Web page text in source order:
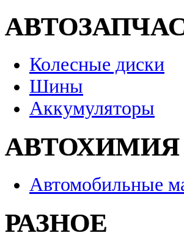
Колесные диски
Шины
Аккумуляторы
АВТОХИМИЯ
Автомобильные
РАЗНОЕ